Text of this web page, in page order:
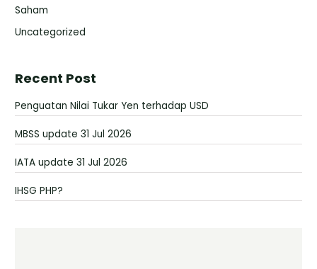
Saham
Uncategorized
Recent Post
Penguatan Nilai Tukar Yen terhadap USD
MBSS update 31 Jul 2026
IATA update 31 Jul 2026
IHSG PHP?